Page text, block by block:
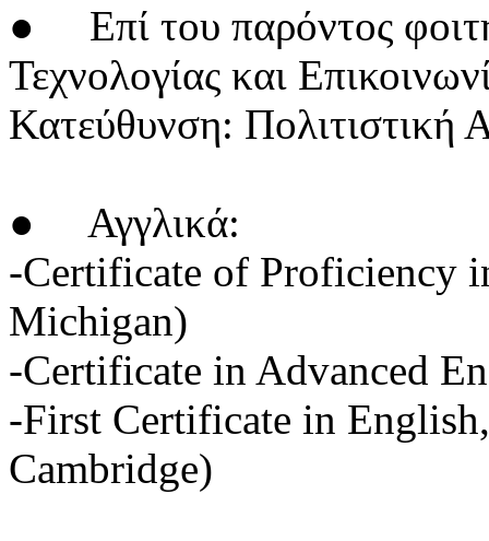
● Επί του παρόντος
Τεχνολογίας και
Κατεύθυνση: Πολιτιστική
● Αγγλικά:
-Certificate of Proficiency
Michigan)
-Certificate in Advanced
-First Certificate in
Cambridge)